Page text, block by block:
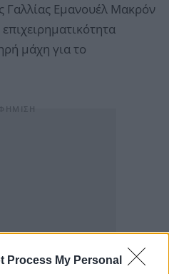
Process My Personal
Γαλλίας Εμανουέλ Μακρόν
μάχη για το